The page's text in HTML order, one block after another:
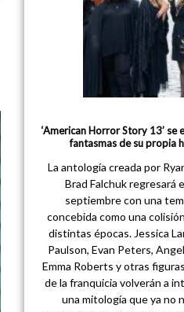
‘American Horror Story 13’ se
fantasmas de su propia
La antología creada por
Brad Falchuk regresará
septiembre con una
concebida como una
distintas épocas. Jessica
Paulson, Evan Peters,
Emma Roberts y otras
de la franquicia volverán a
una mitología que ya no